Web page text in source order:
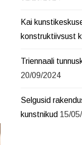
Kai
konstruktiivsust
Triennaali
20/09/2024
Selgusid
kunstnikud 15/